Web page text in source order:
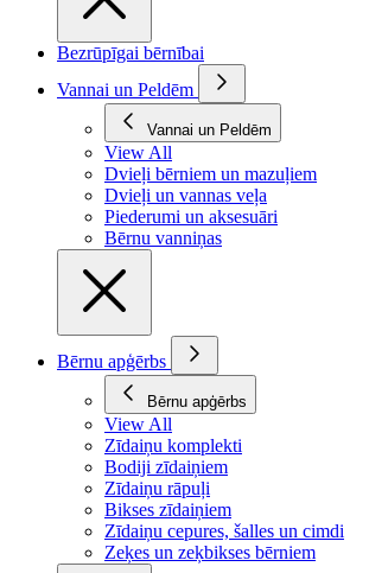
Bezrūpīgai bērnībai
Vannai un Peldēm
Vannai un Peldēm
View All
Dvieļi bērniem un mazuļiem
Dvieļi un vannas veļa
Piederumi un aksesuāri
Bērnu vanniņas
Bērnu apģērbs
Bērnu apģērbs
View All
Zīdaiņu komplekti
Bodiji zīdaiņiem
Zīdaiņu rāpuļi
Bikses zīdaiņiem
Zīdaiņu cepures, šalles un cimdi
Zeķes un zeķbikses bērniem